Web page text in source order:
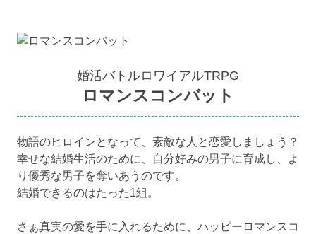
婚活バトルロワイアルTRPG
ロマンスコンバット
物語のヒロインとなって、素敵な人と恋愛しましょう？
幸せな結婚生活のために、自分好みの男子に育成し、よ
り優秀な男子を奪いあうのです。
結婚できるのはたった1組。
さぁ真実の愛を手に入れるために、ハッピーロマンスコ